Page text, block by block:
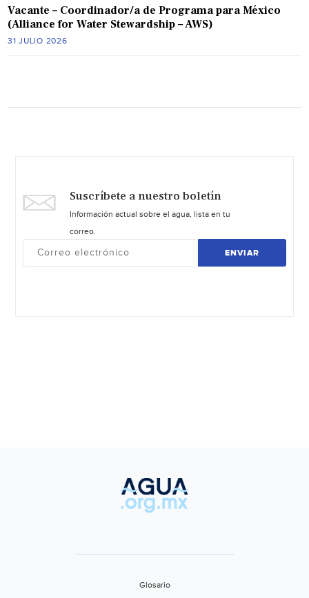
Vacante – Coordinador/a de Programa para México
(Alliance for Water Stewardship – AWS)
31 JULIO 2026
Suscríbete a nuestro boletín
Información actual sobre el agua, lista en tu
correo.
ENVIAR
Glosario